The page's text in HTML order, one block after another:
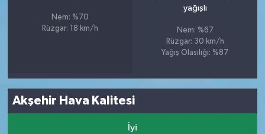
Nem: %70
Rüzgar: 18 km/h
yağışlı
Nem: %67
Rüzgar: 30 km/h
Yağış Olasılığı: %87
Akşehir Hava Kalitesi
İyi